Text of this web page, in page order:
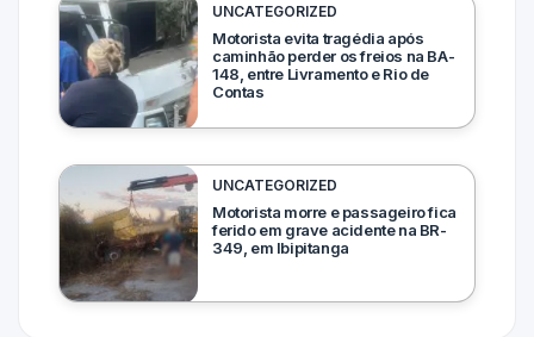
UNCATEGORIZED
Motorista evita tragédia após
caminhão perder os freios na BA-
148, entre Livramento e Rio de
Contas
UNCATEGORIZED
Motorista morre e passageiro fica
ferido em grave acidente na BR-
349, em Ibipitanga